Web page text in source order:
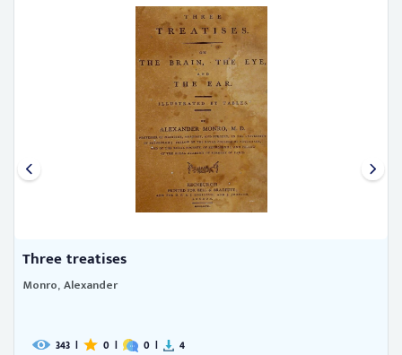
Three treatises
Monro, Alexander
343 | 0 | 0 | 4